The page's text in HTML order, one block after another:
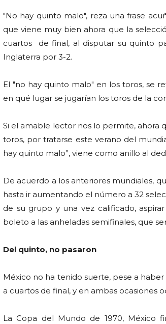
"No hay quinto malo", reza una frase
que viene muy bien ahora que la
cuartos de final, al disputar su quinto
Inglaterra por 3-2.
El "no hay quinto malo" en los toros, se
en qué lugar se jugarían los toros de la
Si el amable lector nos lo permite, ahora
toros, por tratarse este verano del
hay quinto malo”, viene como anillo al
De acuerdo a los anteriores mundiales,
hasta ir aumentando el número a 32
de su grupo y una vez calificado,
boleto a las anheladas semifinales, que
Del quinto, no pasaron
México no ha tenido suerte, pese a
a cuartos de final, y en ambas ocasiones
La Copa del Mundo de 1970, México